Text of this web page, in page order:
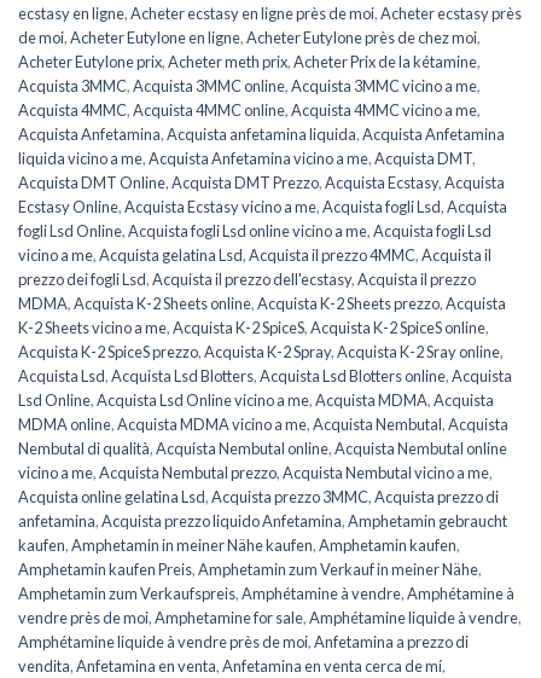
ecstasy en ligne,Acheter ecstasy en ligne près de moi,Acheter ecstasy près
de moi,Acheter Eutylone en ligne,Acheter Eutylone près de chez moi,
Acheter Eutylone prix,Acheter meth prix,Acheter Prix de la kétamine,
Acquista 3MMC,Acquista 3MMC online,Acquista 3MMC vicino a me,
Acquista 4MMC,Acquista 4MMC online,Acquista 4MMC vicino a me,
Acquista Anfetamina,Acquista anfetamina liquida,Acquista Anfetamina
liquida vicino a me,Acquista Anfetamina vicino a me,Acquista DMT,
Acquista DMT Online,Acquista DMT Prezzo,Acquista Ecstasy,Acquista
Ecstasy Online,Acquista Ecstasy vicino a me,Acquista fogli Lsd,Acquista
fogli Lsd Online,Acquista fogli Lsd online vicino a me,Acquista fogli Lsd
vicino a me,Acquista gelatina Lsd,Acquista il prezzo 4MMC,Acquista il
prezzo dei fogli Lsd,Acquista il prezzo dell'ecstasy,Acquista il prezzo
MDMA,Acquista K-2 Sheets online,Acquista K-2 Sheets prezzo,Acquista
K-2 Sheets vicino a me,Acquista K-2 SpiceS,Acquista K-2 SpiceS online,
Acquista K-2 SpiceS prezzo,Acquista K-2 Spray,Acquista K-2 Sray online,
Acquista Lsd,Acquista Lsd Blotters,Acquista Lsd Blotters online,Acquista
Lsd Online,Acquista Lsd Online vicino a me,Acquista MDMA,Acquista
MDMA online,Acquista MDMA vicino a me,Acquista Nembutal,Acquista
Nembutal di qualità,Acquista Nembutal online,Acquista Nembutal online
vicino a me,Acquista Nembutal prezzo,Acquista Nembutal vicino a me,
Acquista online gelatina Lsd,Acquista prezzo 3MMC,Acquista prezzo di
anfetamina,Acquista prezzo liquido Anfetamina,Amphetamin gebraucht
kaufen,Amphetamin in meiner Nähe kaufen,Amphetamin kaufen,
Amphetamin kaufen Preis,Amphetamin zum Verkauf in meiner Nähe,
Amphetamin zum Verkaufspreis,Amphétamine à vendre,Amphétamine à
vendre près de moi,Amphetamine for sale,Amphétamine liquide à vendre,
Amphétamine liquide à vendre près de moi,Anfetamina a prezzo di
vendita,Anfetamina en venta,Anfetamina en venta cerca de mí,